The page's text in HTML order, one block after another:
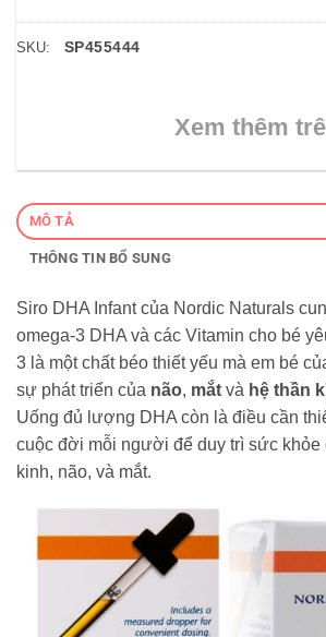
SKU: SP455444
Xem thêm
MÔ TẢ
THÔNG TIN BỔ SUNG
Siro DHA Infant của Nordic Naturals
omega-3 DHA và các Vitamin cho bé
3 là một chất béo thiết yếu mà em bé
sự phát triển của não, mắt và hệ thần
Uống đủ lượng DHA còn là điều cần
cuộc đời mỗi người để duy trì sức khỏe
kinh, não, và mắt.